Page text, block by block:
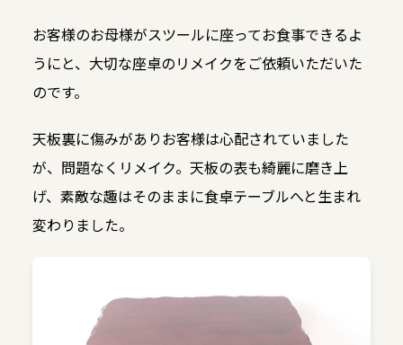
お客様のお母様がスツールに座ってお食事できるよ
うにと、大切な座卓のリメイクをご依頼いただいた
のです。
天板裏に傷みがありお客様は心配されていました
が、問題なくリメイク。天板の表も綺麗に磨き上
げ、素敵な趣はそのままに食卓テーブルへと生まれ
変わりました。